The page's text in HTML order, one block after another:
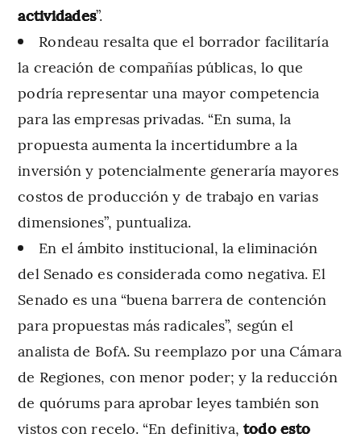
actividades”.
Rondeau resalta que el borrador facilitaría
la creación de compañías públicas, lo que
podría representar una mayor competencia
para las empresas privadas. “En suma, la
propuesta aumenta la incertidumbre a la
inversión y potencialmente generaría mayores
costos de producción y de trabajo en varias
dimensiones”, puntualiza.
En el ámbito institucional, la eliminación
del Senado es considerada como negativa. El
Senado es una “buena barrera de contención
para propuestas más radicales”, según el
analista de BofA. Su reemplazo por una Cámara
de Regiones, con menor poder; y la reducción
de quórums para aprobar leyes también son
vistos con recelo. “En definitiva, todo esto